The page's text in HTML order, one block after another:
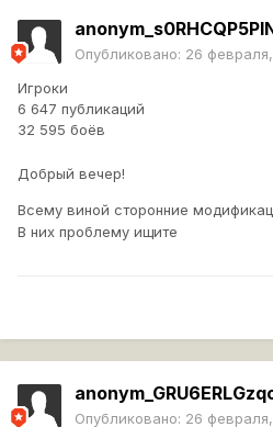
Опубликовано: 26
Игроки
6 647 публикаций
32 595 боёв
Добрый вечер!
Всему виной сторонние
В них проблему ищите
Опубликовано: 26